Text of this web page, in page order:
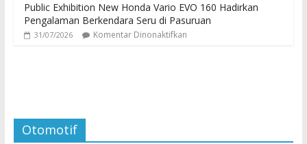
Public Exhibition New Honda Vario EVO 160 Hadirkan
Pengalaman Berkendara Seru di Pasuruan
31/07/2026 Komentar Dinonaktifkan
Otomotif